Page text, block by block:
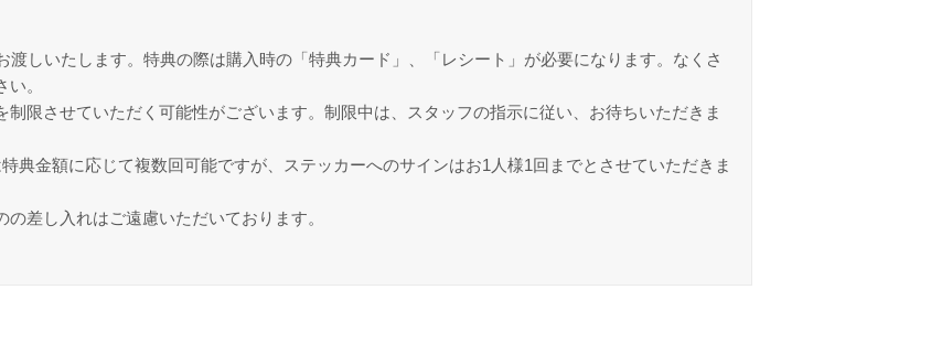
渡しいたします。特典の際は購入時の「特典カード」、「レシート」が必要になります。なくさ
。
制限させていただく可能性がございます。制限中は、スタッフの指示に従い、お待ちいただきま
典金額に応じて複数回可能ですが、ステッカーへのサインはお1人様1回までとさせていただきま
差し入れはご遠慮いただいております。